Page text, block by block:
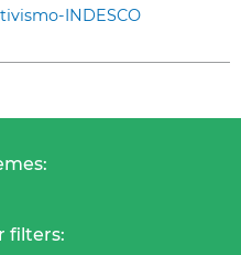
INDESCO
filters: